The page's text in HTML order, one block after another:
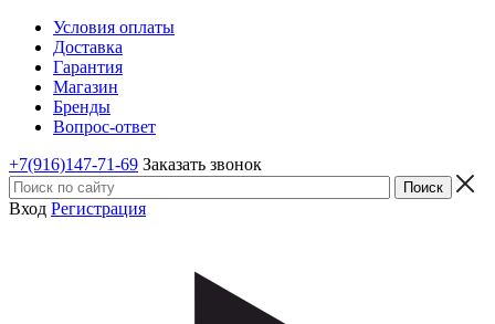
Условия оплаты
Доставка
Гарантия
Магазин
Бренды
Вопрос-ответ
+7(916)147-71-69 Заказать звонок
Вход Регистрация